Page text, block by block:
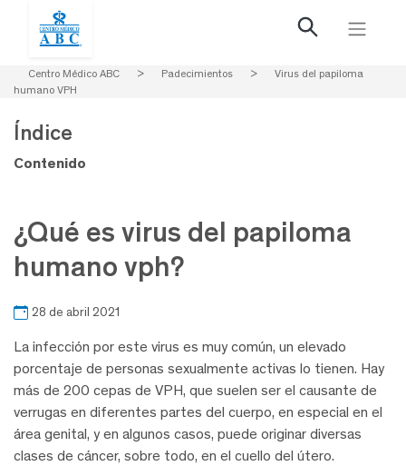
Centro Médico ABC > Padecimientos >
Virus del papiloma
humano VPH
¿Qué es virus del papiloma
humano vph?
28 de abril 2021
La infección por este virus es muy común, un elevado
porcentaje de personas sexualmente activas lo tienen. Hay
más de 200 cepas de VPH, que suelen ser el causante de
verrugas en diferentes partes del cuerpo, en especial en el
área genital, y en algunos casos, puede originar diversas
clases de cáncer, sobre todo, en el cuello del útero.
Índice
Contenido